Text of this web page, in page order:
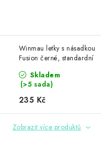
Winmau letky s násadkou
Fusion černé, standardní
Skladem
(>5 sada)
235 Kč
Zobrazit více produktů